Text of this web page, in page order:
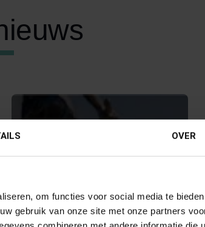
OVER
om functies voor social media te
gebruik van onze site met onze partners
19 NOVEMBER 2015
Uitspraak Hoge Raad: Inbreng